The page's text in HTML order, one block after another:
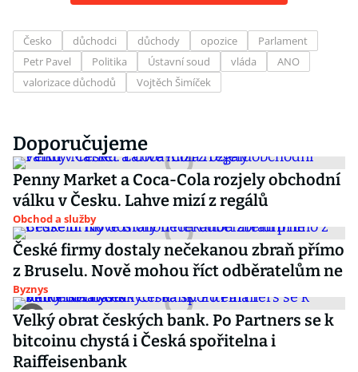
Česko důchodci důchody opozice
Parlament
Petr Pavel
Politika Ústavní soud vláda
ANO
valorizace důchodů
Vojtěch Šimíček
Doporučujeme
Penny Market a Coca-Cola rozjely obchodní
válku v Česku. Lahve mizí z regálů
Obchod a služby
České firmy dostaly nečekanou zbraň přímo
z Bruselu. Nově mohou říct odběratelům ne
Byznys
Velký obrat českých bank. Po Partners se k
bitcoinu chystá i Česká spořitelna i
Raiffeisenbank